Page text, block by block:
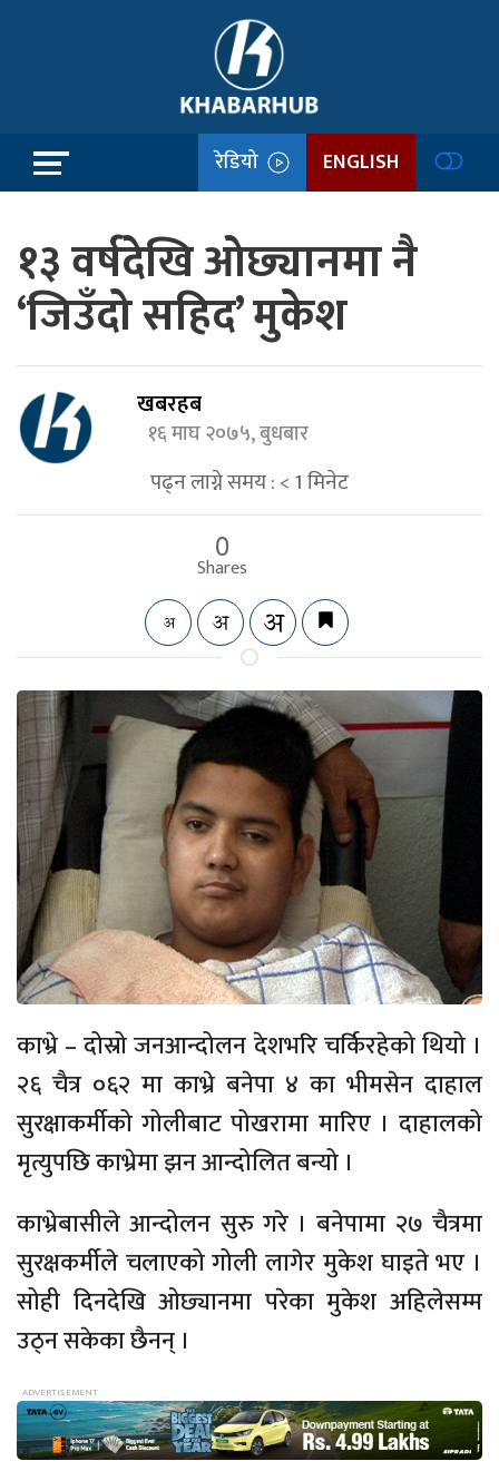
रेडियो ENGLISH
१३ वर्षदेखि ओछ्यानमा नै
‘जिउँदो सहिद’ मुकेश
खबरहब
१६ माघ २०७५, बुधबार
पढ्न लाग्ने समय :< 1मिनेट
0
Shares
काभ्रे – दोस्रो जनआन्दोलन देशभरि चर्किरहेको थियो ।
२६ चैत्र ०६२ मा काभ्रे बनेपा ४ का भीमसेन दाहाल
सुरक्षाकर्मीको गोलीबाट पोखरामा मारिए । दाहालको
मृत्युपछि काभ्रेमा झन आन्दोलित बन्यो ।
काभ्रेबासीले आन्दोलन सुरु गरे । बनेपामा २७ चैत्रमा
सुरक्षकर्मीले चलाएको गोली लागेर मुकेश घाइते भए ।
सोही दिनदेखि ओछ्यानमा परेका मुकेश अहिलेसम्म
उठ्न सकेका छैनन् ।